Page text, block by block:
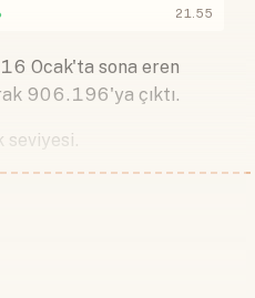
21.55
Ocak'ta sona eren
906.196'ya çıktı.
seviyesi.